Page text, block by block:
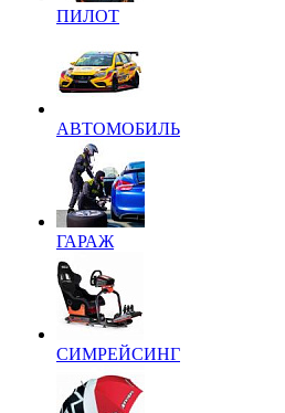
ПИЛОТ
АВТОМОБИЛЬ
ГАРАЖ
СИМРЕЙСИНГ